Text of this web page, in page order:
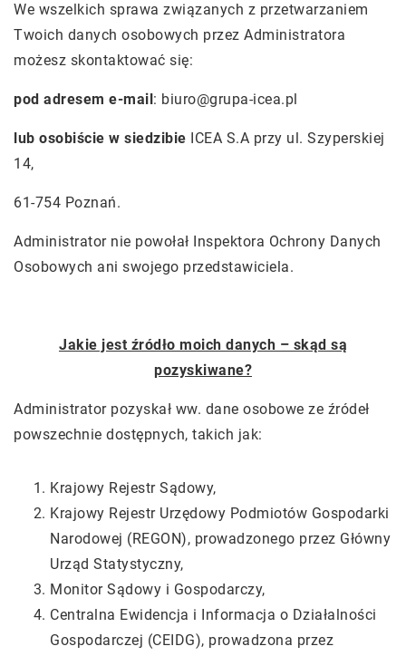
We wszelkich sprawa związanych z przetwarzaniem
Twoich danych osobowych przez Administratora
możesz skontaktować się:
pod adresem e-mail: biuro@grupa-icea.pl
lub osobiście w siedzibie ICEA S.A przy ul. Szyperskiej
14,
61-754 Poznań.
Administrator nie powołał Inspektora Ochrony Danych
Osobowych ani swojego przedstawiciela.
Jakie jest źródło moich danych – skąd są
pozyskiwane?
Administrator pozyskał ww. dane osobowe ze źródeł
powszechnie dostępnych, takich jak:
Krajowy Rejestr Sądowy,
Krajowy Rejestr Urzędowy Podmiotów Gospodarki
Narodowej (REGON), prowadzonego przez Główny
Urząd Statystyczny,
Monitor Sądowy i Gospodarczy,
Centralna Ewidencja i Informacja o Działalności
Gospodarczej (CEIDG), prowadzona przez